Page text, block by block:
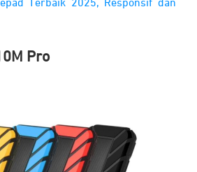
Terbaik 2025, Responsif dan
Pro